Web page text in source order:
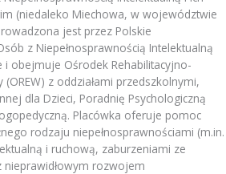
(niedaleko Miechowa, w województwie
jest przez Polskie
z Niepełnosprawnością Intelektualną
i obejmuje Ośrodek Rehabilitacyjno-
z oddziałami przedszkolnymi,
dla Dzieci, Poradnię Psychologiczną
Placówka oferuje pomoc
rodzaju niepełnosprawnościami (m.in.
i ruchową, zaburzeniami ze
rozwojem